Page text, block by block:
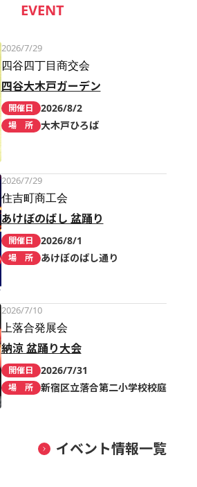
EVENT
2026/7/29
四谷四丁目商交会
四谷大木戸ガーデン
開催日 2026/8/2
場 所 大木戸ひろば
2026/7/29
住吉町商工会
あけぼのばし 盆踊り
開催日 2026/8/1
場 所 あけぼのばし通り
2026/7/10
上落合発展会
納涼 盆踊り大会
開催日 2026/7/31
場 所 新宿区立落合第二小学校校庭
イベント情報一覧